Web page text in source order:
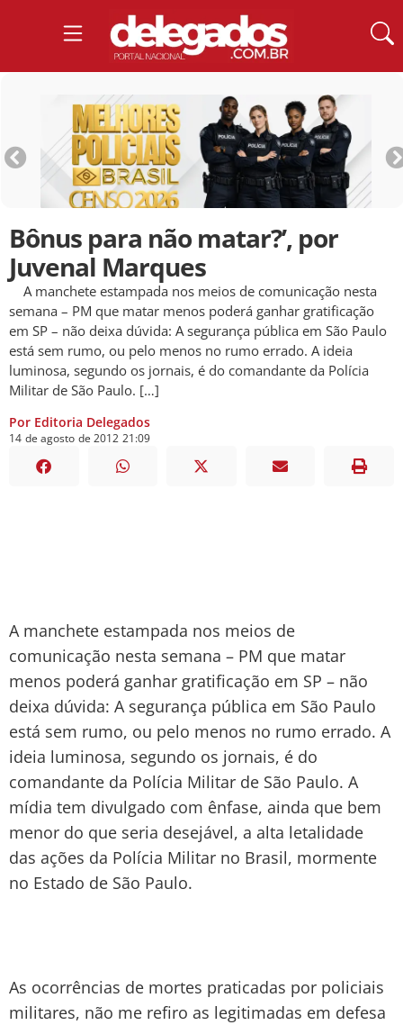
Bônus para não matar?’, por
Juvenal Marques
A manchete estampada nos meios de comunicação nesta
semana – PM que matar menos poderá ganhar gratificação
em SP – não deixa dúvida: A segurança pública em São Paulo
está sem rumo, ou pelo menos no rumo errado. A ideia
luminosa, segundo os jornais, é do comandante da Polícia
Militar de São Paulo. […]
Por Editoria Delegados
14 de agosto de 2012 21:09
A manchete estampada nos meios de
comunicação nesta semana – PM que matar
menos poderá ganhar gratificação em SP – não
deixa dúvida: A segurança pública em São Paulo
está sem rumo, ou pelo menos no rumo errado. A
ideia luminosa, segundo os jornais, é do
comandante da Polícia Militar de São Paulo. A
mídia tem divulgado com ênfase, ainda que bem
menor do que seria desejável, a alta letalidade
das ações da Polícia Militar no Brasil, mormente
no Estado de São Paulo.
As ocorrências de mortes praticadas por policiais
militares, não me refiro as legitimadas em defesa